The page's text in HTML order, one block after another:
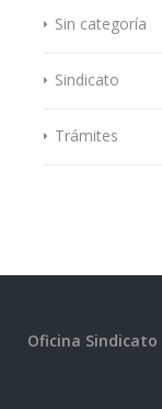
Sin categoría
Sindicato
Trámites
Oficina